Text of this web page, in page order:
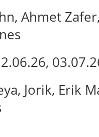
Ahmet
Jorik, Erik